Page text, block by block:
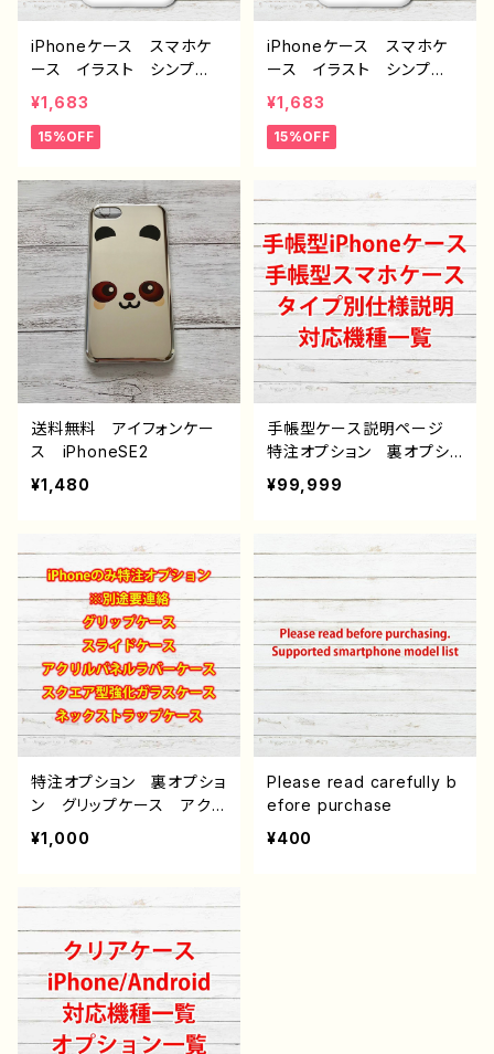
気 イラストレーター 絵
師 クリエイター グッ
ズ タイトル：柴田ヰコpatt
ern17 作：柴田ヰコ G-6
パンダ タイトル：ラーメン
について悪いこと言うパン
ダ 作：こさつね G-6
iPhoneケース スマホケ
ース イラスト シンプ
ル 安い おしゃれ ゆる
かわ 可愛い 動物 白
メンズ レディース 女
ス 面白いiPhoneケー
ス ユニーク 個性的 お
すすめ iPhone15/14/13/1
2/11 AQUOS sense 4 5
6 Xperia Googlepixel
Galaxy Android ア
ンドロイド ケース ノンブ
ランド 人気 イラストレー
ター クリエイター 絵
師 オリジナル デザイ
ン グッズ タイトル：チャ
イナパンダくん J1-9
¥1,683
15%OFF
iPhoneケース スマホケ
ース イラスト シンプ
ル 安い おしゃれ ゆる
かわ 可愛い 動物 白
メンズ レディース 女
すすめ iPhone15/14/13/1
2/11 AQUOS sense 4 5
6 Xperia Googlepixel
Galaxy Android ア
ンドロイド ケース ノンブ
ランド 人気 イラストレー
ター クリエイター 絵
師 オリジナル デザイ
ン グッズ タイトル：パン
ダくんのお昼寝 J1-9
¥1,683
15%OFF
送料無料 アイフォンケー
ス iPhoneSE2
¥1,480
手帳型ケース説明ページ
特注オプション 裏オプショ
ン 雑貨屋アリスの白うさ
¥99,999
特注オプション 裏オプショ
ン グリップケース アクリ
ルパネルラバーケース ス
クエア型強化ガラスケー
貨屋アリスの白うさぎ
¥1,000
Please read carefully b
efore purchase
¥400